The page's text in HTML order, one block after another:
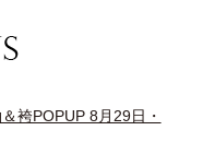
袴POPUP 8月29日・